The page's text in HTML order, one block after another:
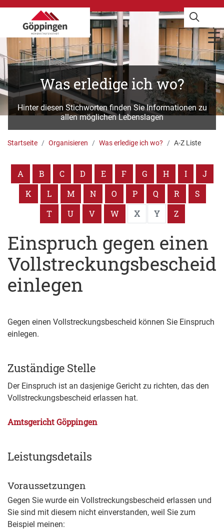
Was erledige ich wo?
Hinter diesen Stichworten finden Sie Informationen zu
allen möglichen Lebenslagen
Startseite Organisieren Was erledige ich wo? A-Z Liste
A B C D E F G H I
J
K
L M N O P Q R
S
T
U V W X Y Z
Einspruch gegen einen
Vollstreckungsbescheid
einlegen
Gegen einen Vollstreckungsbescheid können Sie Einspruch
einlegen.
Zuständige Stelle
Der Einspruch ist an dasjenige Gericht zu richten, das den
Vollstreckungsbescheid erlassen hat.
Amtsgericht Göppingen
Leistungsdetails
Voraussetzungen
Gegen Sie wurde ein Vollstreckungsbescheid erlassen und
Sie sind mit diesem nicht einverstanden, weil Sie zum
Beispiel meinen: